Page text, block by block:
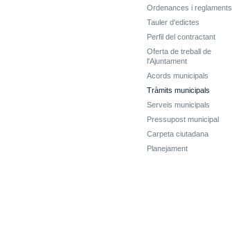
Ordenances i reglaments
Tauler d'edictes
Perfil del contractant
Oferta de treball de
l'Ajuntament
Acords municipals
Tràmits municipals
Serveis municipals
Pressupost municipal
Carpeta ciutadana
Planejament